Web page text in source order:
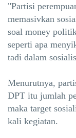
"Partisi
memasivkan
soal money
seperti apa
tadi dalam
Menurutnya,
DPT itu jumlah
maka target
kali kegiatan.